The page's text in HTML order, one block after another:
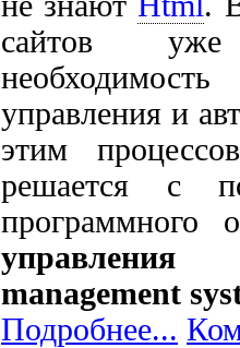
сайтов
управления и
этим
решается с
управления
management
Подробнее...